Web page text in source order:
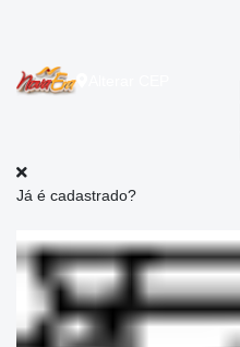
Já é cadastrado?